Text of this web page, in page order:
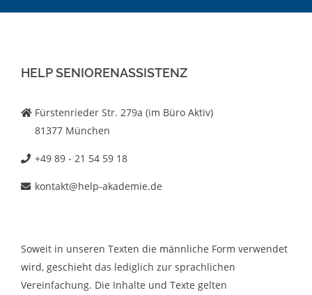
HELP SENIORENASSISTENZ
Fürstenrieder Str. 279a (im Büro Aktiv)
81377 München
+49 89 - 21 54 59 18
kontakt@help-akademie.de
Soweit in unseren Texten die männliche Form verwendet
wird, geschieht das lediglich zur sprachlichen
Vereinfachung. Die Inhalte und Texte gelten